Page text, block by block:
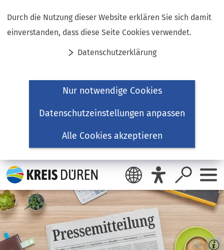
Durch die Nutzung dieser Website erklären Sie sich damit
einverstanden, dass diese Seite Cookies verwendet.
Datenschutzerklärung
Nur notwendige Cookies
Datenschutzeinstellungen anpassen
Alle Cookies akzeptieren
Inhalt anspringen